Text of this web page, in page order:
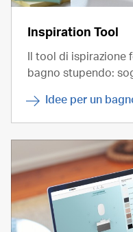
Inspiration Tool
Il tool di ispirazione
bagno stupendo:
Idee per un